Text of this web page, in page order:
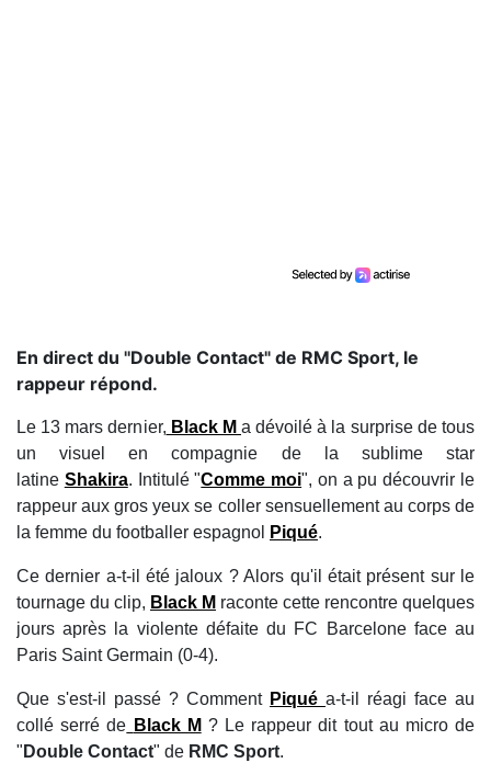
En direct du ''Double Contact" de RMC Sport, le
rappeur répond.
Le 13 mars dernier, Black M a dévoilé à la surprise de tous
un visuel en compagnie de la sublime star
latine Shakira. Intitulé "Comme moi", on a pu découvrir le
rappeur aux gros yeux se coller sensuellement au corps de
la femme du footballer espagnol
Piqué.
Ce dernier a-t-il été jaloux ? Alors qu'il était présent sur le
tournage du clip, Black M raconte cette rencontre quelques
jours après la violente défaite du FC Barcelone face au
Paris Saint Germain (0-4).
Que s'est-il passé ? Comment Piqué a-t-il réagi face au
collé serré de Black M ? Le rappeur dit tout au micro de
" Double Contact" de RMC Sport.